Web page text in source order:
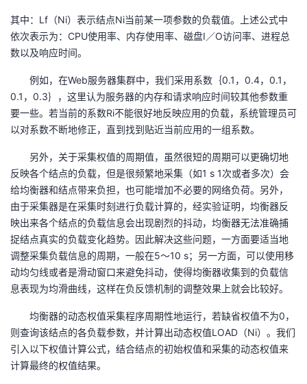
其中：Lf（Ni）表示结点Ni当前某一项参数的负载值。上述公式中
依次表示为：CPU使用率、内存使用率、磁盘I／O访问率、进程总
数以及响应时间。
例如，在Web服务器集群中，我们采用系数｛0.1，0.4，0.1，
0.1，0.3｝，这里认为服务器的内存和请求响应时间较其他参数重
要一些。若当前的系数Ri不能很好地反映应用的负载，系统管理员可
以对系数不断地修正，直到找到贴近当前应用的一组系数。
另外，关于采集权值的周期值，虽然很短的周期可以更确切地
反映各个结点的负载，但是很频繁地采集（如1 s 1次或者多次）会
给均衡器和结点带来负担，也可能增加不必要的网络负荷。另外，
由于采集器是在采集时刻进行负载计算的，经实验证明，均衡器反
映出来各个结点的负载信息会出现剧烈的抖动，均衡器无法准确捕
捉结点真实的负载变化趋势。因此解决这些问题，一方面要适当地
调整采集负载信息的周期，一般在5～10 s；另一方面，可以使用移
动均匀线或者是滑动窗口来避免抖动，使得均衡器收集到的负载信
息表现为均滑曲线，这样在负反馈机制的调整效果上就会比较好。
均衡器的动态权值采集程序周期性地运行，若缺省权值不为0，
则查询该结点的各负载参数，并计算出动态权值LOAD（Ni）。我们
引入以下权值计算公式，结合结点的初始权值和采集的动态权值来
计算最终的权值结果。